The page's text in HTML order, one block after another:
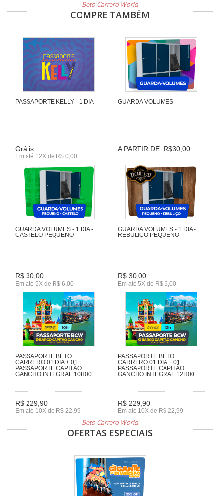
Beto Carrero World
COMPRE TAMBÉM
PASSAPORTE KELLY - 1 DIA
Grátis
Em até 12X de R$ 0,00
GUARDA VOLUMES
A PARTIR DE: R$30,00
GUARDA VOLUMES - 1 DIA -
CASTELO PEQUENO
R$ 30,00
Em até 5X de R$ 6,00
GUARDA VOLUMES - 1 DIA -
REBULIÇO PEQUENO
R$ 30,00
Em até 5X de R$ 6,00
PASSAPORTE BETO
CARRERO 01 DIA + 01
PASSAPORTE CAPITÃO
GANCHO INTEGRAL 10H00
R$ 229,90
Em até 10X de R$ 22,99
PASSAPORTE BETO
CARRERO 01 DIA + 01
PASSAPORTE CAPITÃO
GANCHO INTEGRAL 12H00
R$ 229,90
Em até 10X de R$ 22,99
Beto Carrero World
OFERTAS ESPECIAIS